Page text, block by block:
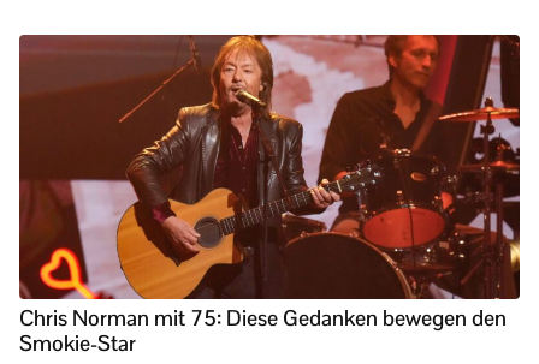
Chris Norman mit 75: Diese Gedanken bewegen den
Smokie-Star